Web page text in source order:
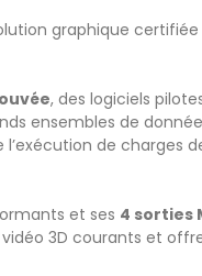
graphique
, des logiciels
ensembles de
de charges
et ses 4 sorties
3D courants et